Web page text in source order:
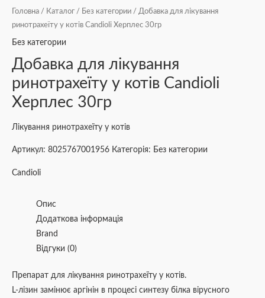
Головна / Каталог / Без категории / Добавка для лікування
ринотрахеїту у котів Candioli Херплес 30гр
Без категории
Добавка для лікування
ринотрахеїту у котів Candioli
Херплес 30гр
Лікування ринотрахеїту у котів
Артикул: 8025767001956 Категорія: Без категории
Candioli
Опис
Додаткова інформація
Brand
Відгуки (0)
Препарат для лікування ринотрахеїту у котів.
L-лізин замінює аргінін в процесі синтезу білка вірусного